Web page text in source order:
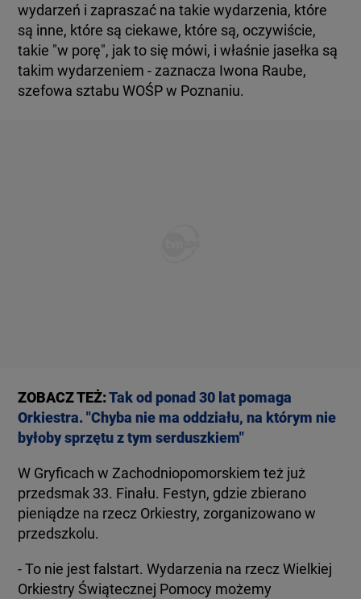
wydarzeń i zapraszać na takie wydarzenia, które
są inne, które są ciekawe, które są, oczywiście,
takie "w porę", jak to się mówi, i właśnie jasełka są
takim wydarzeniem - zaznacza Iwona Raube,
szefowa sztabu WOŚP w Poznaniu.
ZOBACZ TEŻ:Tak od ponad 30 lat pomaga
Orkiestra. "Chyba nie ma oddziału, na którym nie
byłoby sprzętu z tym serduszkiem"
W Gryficach w Zachodniopomorskiem też już
przedsmak 33. Finału. Festyn, gdzie zbierano
pieniądze na rzecz Orkiestry, zorganizowano w
przedszkolu.
- To nie jest falstart. Wydarzenia na rzecz Wielkiej
Orkiestry Świątecznej Pomocy możemy